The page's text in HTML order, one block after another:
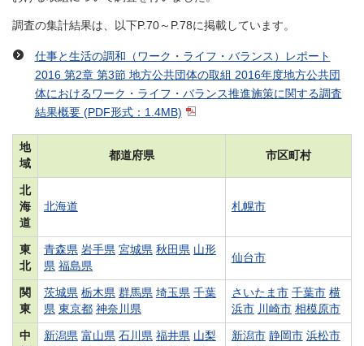
調査の集計結果は、以下P.70～P.78に掲載しています。
仕事と生活の調和（ワーク・ライフ・バランス）レポート
2016 第2章 第3節 地方公共団体の取組 2016年度地方公共団
体におけるワーク・ライフ・バランス推進施策に関する調査
結果概要 (PDF形式：1.4MB)
地
域
都道府県 市区町村
北
海
道
北海道 札幌市
東
北
青森県 岩手県 宮城県 秋田県 山形
県 福島県
仙台市
関
東
茨城県 栃木県 群馬県 埼玉県 千葉
県 東京都 神奈川県
さいたま市 千葉市 横
浜市 川崎市 相模原市
中
新潟県 富山県 石川県 福井県 山梨
新潟市 静岡市 浜松市